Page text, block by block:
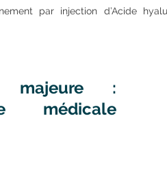
par injection d’Acide
majeure :
médicale